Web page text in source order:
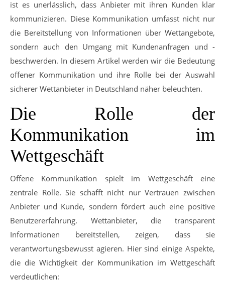
ist es unerlässlich, dass Anbieter mit ihren Kunden klar
kommunizieren. Diese Kommunikation umfasst nicht nur
die Bereitstellung von Informationen über Wettangebote,
sondern auch den Umgang mit Kundenanfragen und -
beschwerden. In diesem Artikel werden wir die Bedeutung
offener Kommunikation und ihre Rolle bei der Auswahl
sicherer Wettanbieter in Deutschland näher beleuchten.
Die Rolle der
Kommunikation im
Wettgeschäft
Offene Kommunikation spielt im Wettgeschäft eine
zentrale Rolle. Sie schafft nicht nur Vertrauen zwischen
Anbieter und Kunde, sondern fördert auch eine positive
Benutzererfahrung. Wettanbieter, die transparent
Informationen bereitstellen, zeigen, dass sie
verantwortungsbewusst agieren. Hier sind einige Aspekte,
die die Wichtigkeit der Kommunikation im Wettgeschäft
verdeutlichen: